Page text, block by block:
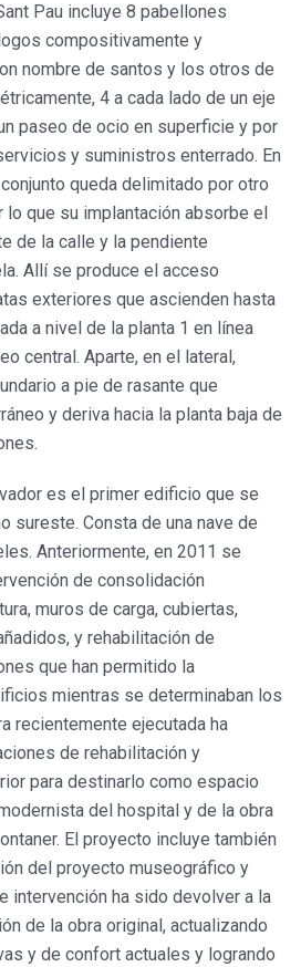
Pau incluye 8 pabellones
compositivamente y
nombre de santos y los otros de
4 a cada lado de un eje
paseo de ocio en superficie y por
y suministros enterrado. En
queda delimitado por otro
que su implantación absorbe el
de la calle y la pendiente
Allí se produce el acceso
exteriores que ascienden hasta
a nivel de la planta 1 en línea
central. Aparte, en el lateral,
a pie de rasante que
y deriva hacia la planta baja de
es el primer edificio que se
sureste. Consta de una nave de
Anteriormente, en 2011 se
de consolidación
muros de carga, cubiertas,
y rehabilitación de
que han permitido la
mientras se determinaban los
recientemente ejecutada ha
de rehabilitación y
para destinarlo como espacio
del hospital y de la obra
El proyecto incluye también
del proyecto museográfico y
intervención ha sido devolver a la
de la obra original, actualizando
y de confort actuales y logrando